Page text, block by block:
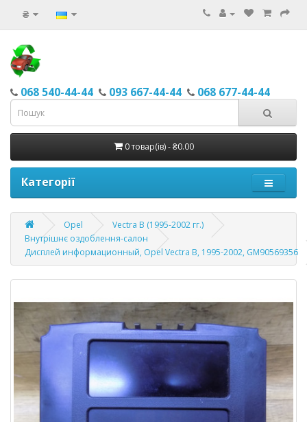
₴
068 540-44-44 093 667-44-44 068 677-44-44
0 товар(ів) - ₴0.00
Категорії
Opel
Vectra B (1995-2002 гг.)
Внутрішнє оздоблення-салон
Дисплей информационный, Opel Vectra B, 1995-2002, GM90569356